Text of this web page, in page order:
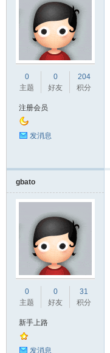
0
主题
0
好友
204
积分
注册会员
发消息
gbato
0
主题
0
好友
31
积分
新手上路
发消息